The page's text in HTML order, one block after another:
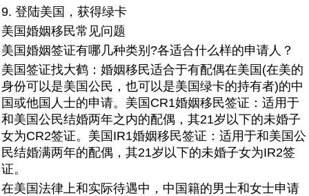
9. 登陆美国，获得绿卡
美国婚姻移民常见问题
美国婚姻签证有哪几种类别?各适合什么样的申请人？
美国签证找大鹤：婚姻移民适合于有配偶在美国(在美的
身份可以是美国公民，也可以是美国绿卡的持有者)的中
国或他国人士的申请。美国CR1婚姻移民签证：适用于
和美国公民结婚两年之内的配偶，其21岁以下的未婚子
女为CR2签证。美国IR1婚姻移民签证：适用于和美国公
民结婚满两年的配偶，其21岁以下的未婚子女为IR2签
证。
在美国法律上和实际待遇中，中国籍的男士和女士申请